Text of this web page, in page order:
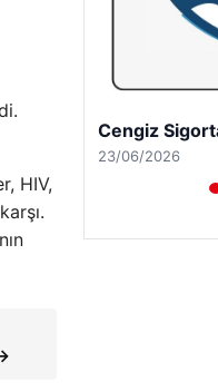
HIV,
Hastaş Beton
26/05/2026